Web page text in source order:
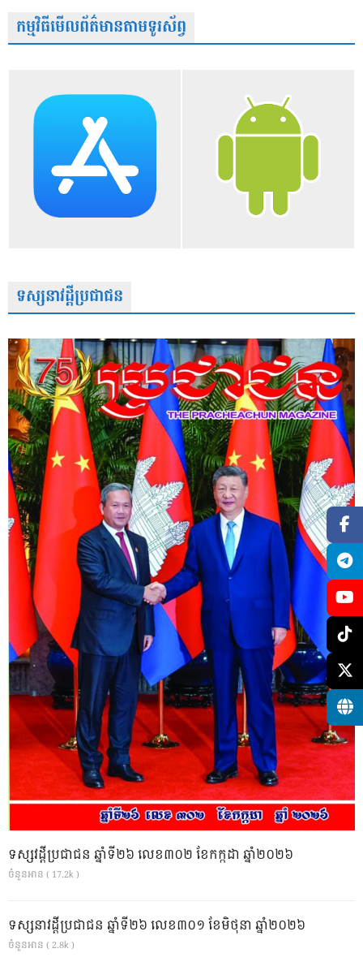
កម្មវិធីមើលព័ត៌មានតាមទូរស័ព្វ
ទស្សនាវដ្តីប្រជាជន
ទស្សវដ្តីប្រជាជន ឆ្នាំទី២៦ លេខ៣០២ ខែកក្កដា ឆ្នាំ២០២៦
ចំនួនអាន ( 17.2k )
ទស្សនាវដ្ដីប្រជាជន ឆ្នាំទី២៦ លេខ៣០១ ខែមិថុនា ឆ្នាំ២០២៦
ចំនួនអាន ( 2.8k )